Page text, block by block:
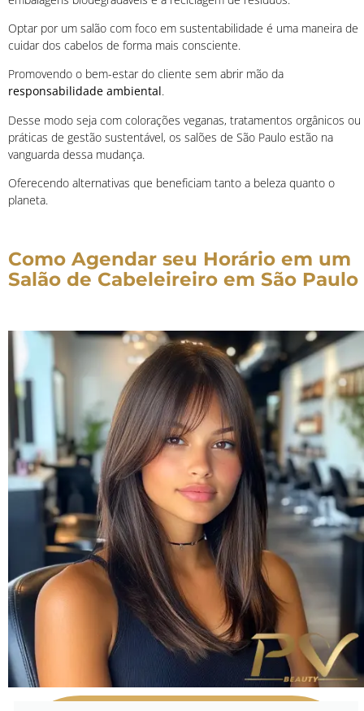
Optar por um salão com foco em sustentabilidade é uma maneira de
cuidar dos cabelos de forma mais consciente.
Promovendo o bem-estar do cliente sem abrir mão da
responsabilidade ambiental.
Desse modo seja com colorações veganas, tratamentos orgânicos ou
práticas de gestão sustentável, os salões de São Paulo estão na
vanguarda dessa mudança.
Oferecendo alternativas que beneficiam tanto a beleza quanto o
planeta.
Como Agendar seu Horário em um
Salão de Cabeleireiro em São Paulo